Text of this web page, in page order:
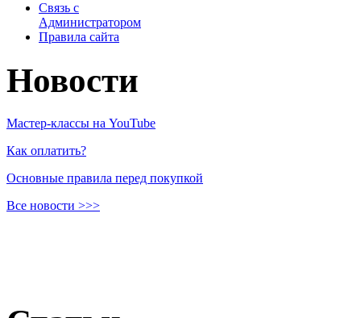
Связь с
Администратором
Правила сайта
Новости
Мастер-классы на YouTube
Как оплатить?
Основные правила перед покупкой
Все новости >>>